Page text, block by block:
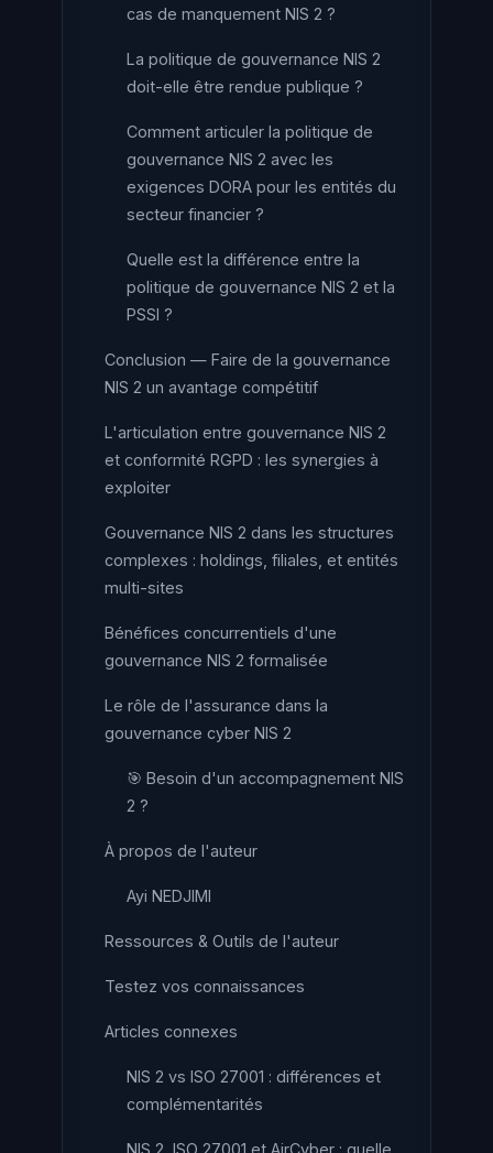
cas de manquement NIS 2 ?
La politique de gouvernance NIS 2
doit-elle être rendue publique ?
Comment articuler la politique de
gouvernance NIS 2 avec les
exigences DORA pour les entités du
secteur financier ?
Quelle est la différence entre la
politique de gouvernance NIS 2 et la
PSSI ?
Conclusion — Faire de la gouvernance
NIS 2 un avantage compétitif
L'articulation entre gouvernance NIS 2
et conformité RGPD : les synergies à
exploiter
Gouvernance NIS 2 dans les structures
complexes : holdings, filiales, et entités
multi-sites
Bénéfices concurrentiels d'une
gouvernance NIS 2 formalisée
Le rôle de l'assurance dans la
gouvernance cyber NIS 2
🎯 Besoin d'un accompagnement NIS
2 ?
À propos de l'auteur
Ayi NEDJIMI
Ressources & Outils de l'auteur
Testez vos connaissances
Articles connexes
NIS 2 vs ISO 27001 : différences et
complémentarités
NIS 2, ISO 27001 et AirCyber : quelle